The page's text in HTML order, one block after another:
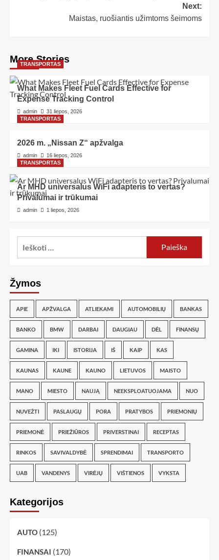
Next:
Maistas, ruošiantis užimtoms šeimoms
More Stories
TRANSPORTAS
What Makes Fleet Fuel Cards Effective for
Expense Tracking Control
admin
31 liepos, 2026
TRANSPORTAS
2026 m. „Nissan Z“ apžvalga
admin
16 liepos, 2026
TRANSPORTAS
Ar MHD universalus WiFi adapteris to vertas?
Privalumai ir trūkumai
admin 1 liepos, 2026
Žymos
APIE APŽVALGA ATLIEKAMI AUTOMOBILIŲ BANKAS
BANKO BMW DARBAI DAUGIAU DĖL FINANSŲ
GAMINA IKI ISTORIJA IŠ KAIP KAS
KAUNAS KAUNE KAUNO LIETUVOS MAISTO
MANO MIESTO NAUJĄ NEEKSPLOATUOJAMA NUO
NUVEŽTI PASLAUGŲ PORA PRATYBOS PRIEMONIŲ
PRIEMONĖ PRIEŽIŪROS PRIVERSTINAI RECEPTAS
RINKOS SAVIVALDYBĖ SPRENDIMAI TRANSPORTO
UAB VANDENYS VIRĖJŲ VIŠTIENOS VYKSTA
Kategorijos
AUTO (125)
FINANSAI (170)